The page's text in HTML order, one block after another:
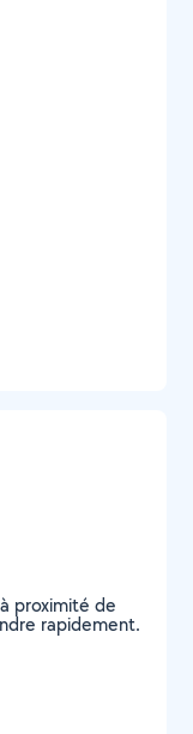
proximité de
rapidement.